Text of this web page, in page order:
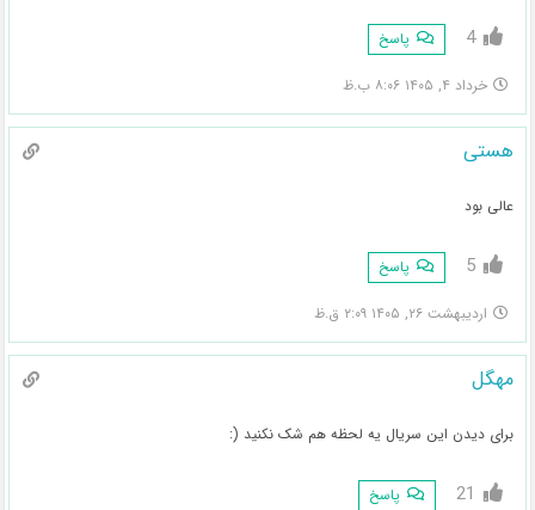
4 پاسخ
خرداد ۴, ۱۴۰۵ ۸:۰۶ ب.ظ
هستی
عالی بود
5 پاسخ
اردیبهشت ۲۶, ۱۴۰۵ ۲:۰۹ ق.ظ
مهگل
برای دیدن این سریال یه لحظه هم شک نکنید (:
21 پاسخ